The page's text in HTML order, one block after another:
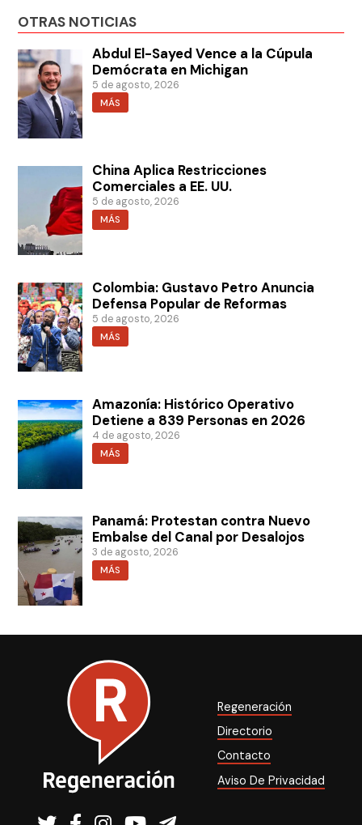
OTRAS NOTICIAS
Abdul El-Sayed Vence a la Cúpula
Demócrata en Michigan
5 de agosto, 2026
MÁS
China Aplica Restricciones
Comerciales a EE. UU.
5 de agosto, 2026
MÁS
Colombia: Gustavo Petro Anuncia
Defensa Popular de Reformas
5 de agosto, 2026
MÁS
Amazonía: Histórico Operativo
Detiene a 839 Personas en 2026
4 de agosto, 2026
MÁS
Panamá: Protestan contra Nuevo
Embalse del Canal por Desalojos
3 de agosto, 2026
MÁS
Regeneración
Directorio
Contacto
Aviso De Privacidad